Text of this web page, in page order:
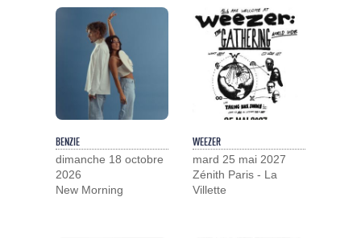
BENZIE
dimanche 18 octobre
2026
New Morning
WEEZER
mard 25 mai 2027
Zénith Paris - La
Villette